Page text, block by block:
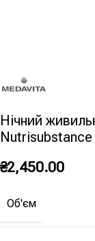
Нічний
₴2,450.00
Об'єм